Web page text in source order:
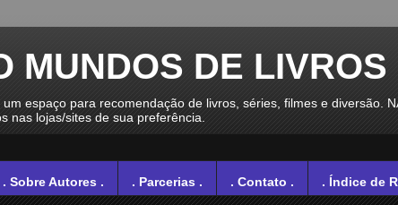
MUNDOS DE LIVROS
espaço para recomendação de livros, séries, filmes e diversão.
nas lojas/sites de sua preferência.
. Sobre Autores . . Parcerias . . Contato . . Índice de